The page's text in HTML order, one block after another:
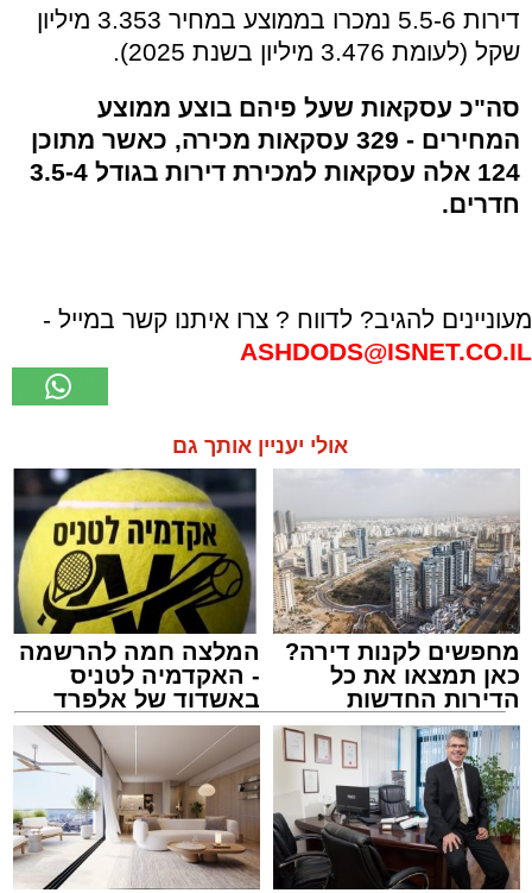
דירות 5.5-6 נמכרו בממוצע במחיר 3.353 מיליון
שקל (לעומת 3.476 מיליון בשנת 2025).
סה"כ עסקאות שעל פיהם בוצע ממוצע
המחירים - 329 עסקאות מכירה, כאשר מתוכן
124 אלה עסקאות למכירת דירות בגודל 3.5-4
חדרים.
מעוניינים להגיב? לדווח ? צרו איתנו קשר במייל -
ASHDODS@ISNET.CO.IL
אולי יעניין אותך גם
מחפשים לקנות דירה?
כאן תמצאו את כל
הדירות החדשות
למכירה באשדוד >>>
המלצה חמה להרשמה
- האקדמיה לטניס
באשדוד של אלפרד
קריאולנסקי - לילדים